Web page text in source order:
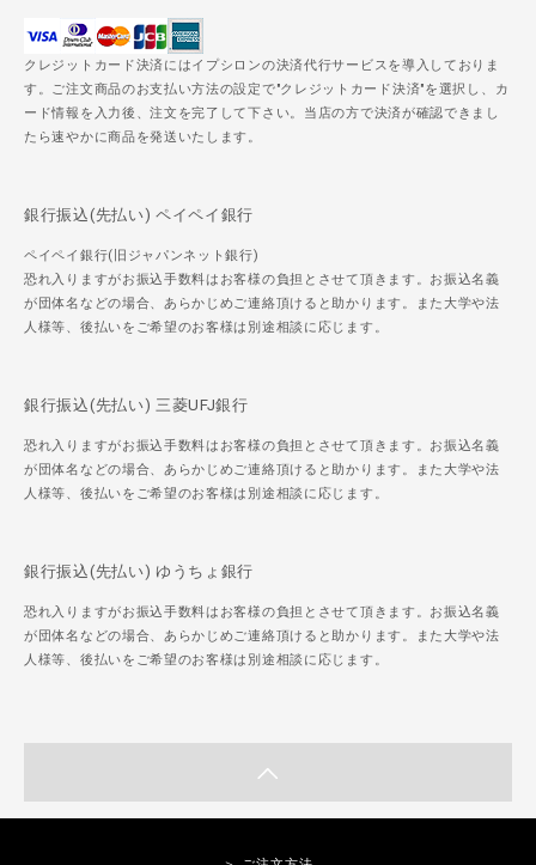
クレジットカード決済にはイプシロンの決済代行サービスを導入しておりま
す。ご注文商品のお支払い方法の設定で"クレジットカード決済"を選択し、カ
ード情報を入力後、注文を完了して下さい。当店の方で決済が確認できまし
たら速やかに商品を発送いたします。
銀行振込(先払い) ペイペイ銀行
ペイペイ銀行(旧ジャパンネット銀行)
恐れ入りますがお振込手数料はお客様の負担とさせて頂きます。お振込名義
が団体名などの場合、あらかじめご連絡頂けると助かります。また大学や法
人様等、後払いをご希望のお客様は別途相談に応じます。
銀行振込(先払い) 三菱UFJ銀行
恐れ入りますがお振込手数料はお客様の負担とさせて頂きます。お振込名義
が団体名などの場合、あらかじめご連絡頂けると助かります。また大学や法
人様等、後払いをご希望のお客様は別途相談に応じます。
銀行振込(先払い) ゆうちょ銀行
恐れ入りますがお振込手数料はお客様の負担とさせて頂きます。お振込名義
が団体名などの場合、あらかじめご連絡頂けると助かります。また大学や法
人様等、後払いをご希望のお客様は別途相談に応じます。